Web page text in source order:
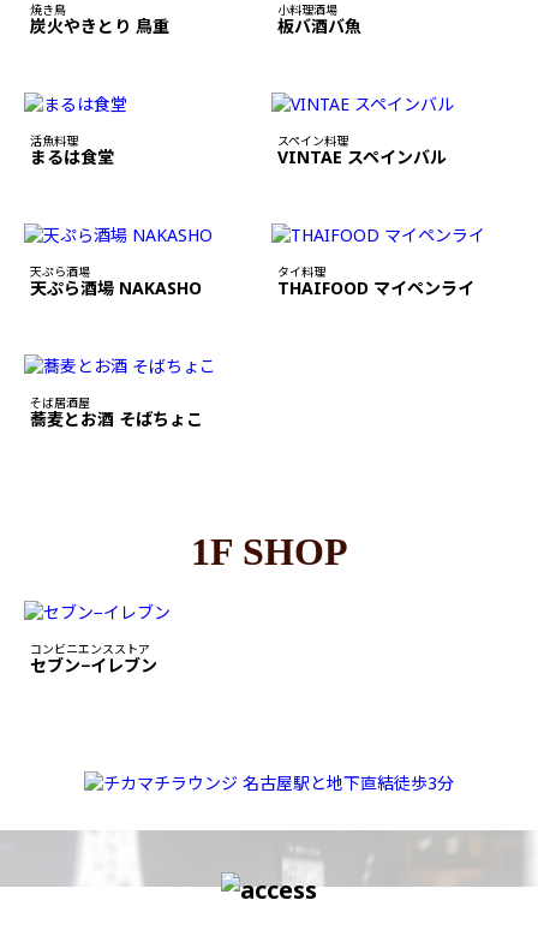
焼き鳥
炭火やきとり 鳥重
小料理酒場
板バ酒バ魚
活魚料理
まるは食堂
スペイン料理
VINTAE スペインバル
天ぷら酒場
天ぷら酒場 NAKASHO
タイ料理
THAIFOOD マイペンライ
そば居酒屋
蕎麦とお酒 そばちょこ
1F SHOP
コンビニエンスストア
セブン−イレブン